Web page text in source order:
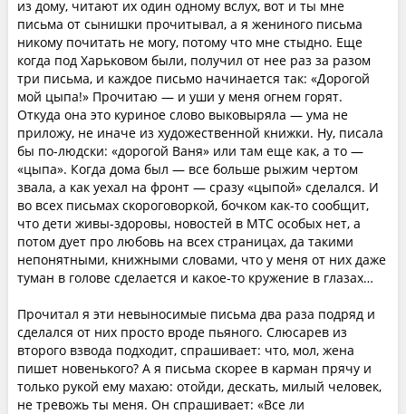
из дому, читают их один одному вслух, вот и ты мне
письма от сынишки прочитывал, а я жениного письма
никому почитать не могу, потому что мне стыдно. Еще
когда под Харьковом были, получил от нее раз за разом
три письма, и каждое письмо начинается так: «Дорогой
мой цыпа!» Прочитаю — и уши у меня огнем горят.
Откуда она это куриное слово выковыряла — ума не
приложу, не иначе из художественной книжки. Ну, писала
бы по-людски: «дорогой Ваня» или там еще как, а то —
«цыпа». Когда дома был — все больше рыжим чертом
звала, а как уехал на фронт — сразу «цыпой» сделался. И
во всех письмах скороговоркой, бочком как-то сообщит,
что дети живы-здоровы, новостей в МТС особых нет, а
потом дует про любовь на всех страницах, да такими
непонятными, книжными словами, что у меня от них даже
туман в голове сделается и какое-то кружение в глазах…
Прочитал я эти невыносимые письма два раза подряд и
сделался от них просто вроде пьяного. Слюсарев из
второго взвода подходит, спрашивает: что, мол, жена
пишет новенького? А я письма скорее в карман прячу и
только рукой ему махаю: отойди, дескать, милый человек,
не тревожь ты меня. Он спрашивает: «Все ли